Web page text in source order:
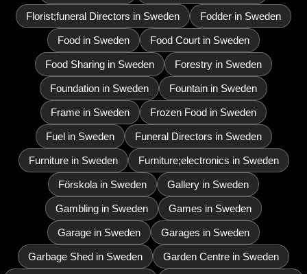
Florist;funeral Directors in Sweden Fodder in Sweden
Food in Sweden Food Court in Sweden
Food Sharing in Sweden Forestry in Sweden
Foundation in Sweden Fountain in Sweden
Frame in Sweden Frozen Food in Sweden
Fuel in Sweden Funeral Directors in Sweden
Furniture in Sweden Furniture;electronics in Sweden
Förskola in Sweden Gallery in Sweden
Gambling in Sweden Games in Sweden
Garage in Sweden Garages in Sweden
Garbage Shed in Sweden Garden Centre in Sweden